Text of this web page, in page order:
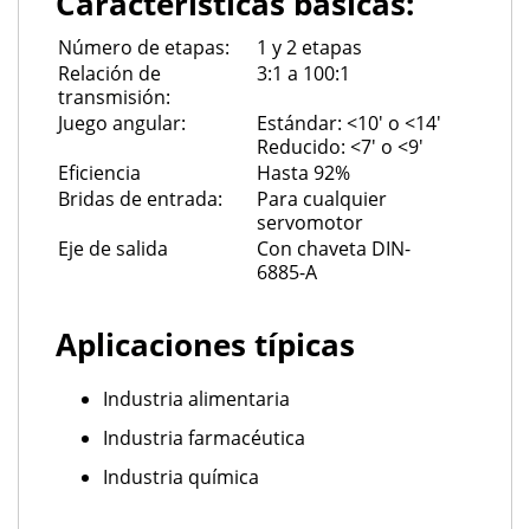
Número de etapas:
1 y 2 etapas
Relación de
transmisión:
3:1 a 100:1
Juego angular:
Estándar: <10' o <14'
Reducido: <7' o <9'
Eficiencia
Hasta 92%
Bridas de entrada:
Para cualquier
servomotor
Eje de salida
Con chaveta DIN-
6885-A
Aplicaciones típicas
Industria alimentaria
Industria farmacéutica
Industria química